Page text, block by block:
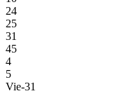
24
25
31
45
4
5
Vie-31